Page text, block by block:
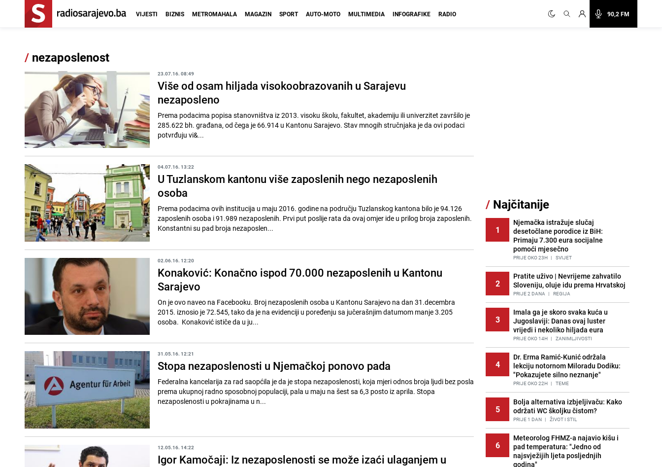
90,2 FM
VIJESTI BIZNIS METROMAHALA MAGAZIN SPORT AUTO-MOTO MULTIMEDIA INFOGRAFIKE RADIO
/ nezaposlenost
23.07.16. 08:49
Više od osam hiljada visokoobrazovanih u Sarajevu
nezaposleno
Prema podacima popisa stanovništva iz 2013. visoku školu, fakultet, akademiju ili univerzitet završilo je
285.622 bh. građana, od čega je 66.914 u Kantonu Sarajevo. Stav mnogih stručnjaka je da ovi podaci
potvrđuju vi&...
04.07.16. 13:22
U Tuzlanskom kantonu više zaposlenih nego nezaposlenih
osoba
Prema podacima ovih institucija u maju 2016. godine na području Tuzlanskog kantona bilo je 94.126
zaposlenih osoba i 91.989 nezaposlenih. Prvi put poslije rata da ovaj omjer ide u prilog broja zaposlenih.
Konstantni su pad broja nezaposlen...
02.06.16. 12:20
Konaković: Konačno ispod 70.000 nezaposlenih u Kantonu
Sarajevo
On je ovo naveo na Facebooku. Broj nezaposlenih osoba u Kantonu Sarajevo na dan 31.decembra
2015. iznosio je 72.545, tako da je na evidenciji u poređenju sa jučerašnjim datumom manje 3.205
osoba. Konaković ističe da u ju...
31.05.16. 12:21
Stopa nezaposlenosti u Njemačkoj ponovo pada
Federalna kancelarija za rad saopćila je da je stopa nezaposlenosti, koja mjeri odnos broja ljudi bez posla
prema ukupnoj radno sposobnoj populaciji, pala u maju na šest sa 6,3 posto iz aprila. Stopa
nezaposlenosti u pokrajinama u n...
12.05.16. 14:22
Igor Kamočaji: Iz nezaposlenosti se može izaći ulaganjem u
/ Najčitanije
1
Njemačka istražuje slučaj
desetočlane porodice iz BiH:
Primaju 7.300 eura socijalne
pomoći mjesečno
PRIJE OKO 23H | SVIJET
2
Pratite uživo | Nevrijeme zahvatilo
Sloveniju, oluje idu prema Hrvatskoj
PRIJE 2 DANA | REGIJA
3
Imala ga je skoro svaka kuća u
Jugoslaviji: Danas ovaj luster
vrijedi i nekoliko hiljada eura
PRIJE OKO 14H | ZANIMLJIVOSTI
4
Dr. Erma Ramić-Kunić održala
lekciju notornom Miloradu Dodiku:
"Pokazujete silno neznanje"
PRIJE OKO 22H | TEME
5
Bolja alternativa izbjeljivaču: Kako
održati WC školjku čistom?
PRIJE 1 DAN | ŽIVOT I STIL
6
Meteorolog FHMZ-a najavio kišu i
pad temperatura: "Jedno od
najsvježijih ljeta posljednjih
godina"